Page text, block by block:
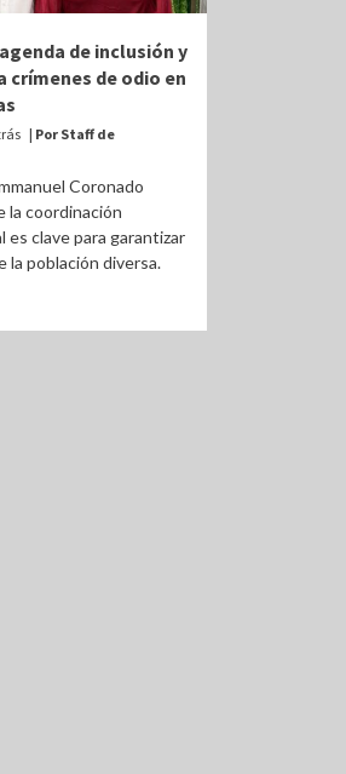
de inclusión y
crímenes de odio en
| Por Staff de
Coronado
la coordinación
es clave para garantizar
la población diversa.